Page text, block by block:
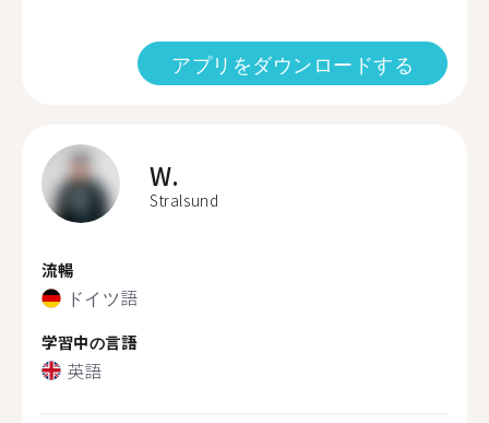
アプリをダウンロードする
W.
Stralsund
流暢
ドイツ語
学習中の言語
英語